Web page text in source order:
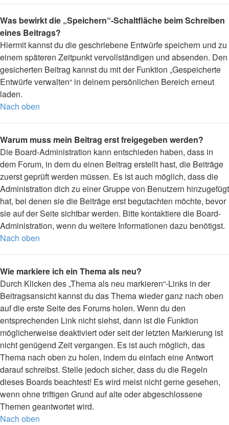
Was bewirkt die „Speichern“-Schaltfläche beim Schreiben
eines Beitrags?
Hiermit kannst du die geschriebene Entwürfe speichern und zu
einem späteren Zeitpunkt vervollständigen und absenden. Den
gesicherten Beitrag kannst du mit der Funktion „Gespeicherte
Entwürfe verwalten“ in deinem persönlichen Bereich erneut
laden.
Nach oben
Warum muss mein Beitrag erst freigegeben werden?
Die Board-Administration kann entschieden haben, dass in
dem Forum, in dem du einen Beitrag erstellt hast, die Beiträge
zuerst geprüft werden müssen. Es ist auch möglich, dass die
Administration dich zu einer Gruppe von Benutzern hinzugefügt
hat, bei denen sie die Beiträge erst begutachten möchte, bevor
sie auf der Seite sichtbar werden. Bitte kontaktiere die Board-
Administration, wenn du weitere Informationen dazu benötigst.
Nach oben
Wie markiere ich ein Thema als neu?
Durch Klicken des „Thema als neu markieren“-Links in der
Beitragsansicht kannst du das Thema wieder ganz nach oben
auf die erste Seite des Forums holen. Wenn du den
entsprechenden Link nicht siehst, dann ist die Funktion
möglicherweise deaktiviert oder seit der letzten Markierung ist
nicht genügend Zeit vergangen. Es ist auch möglich, das
Thema nach oben zu holen, indem du einfach eine Antwort
darauf schreibst. Stelle jedoch sicher, dass du die Regeln
dieses Boards beachtest! Es wird meist nicht gerne gesehen,
wenn ohne triftigen Grund auf alte oder abgeschlossene
Themen geantwortet wird.
Nach oben